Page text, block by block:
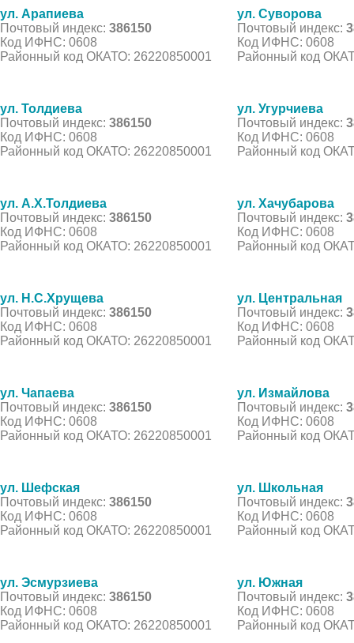
ул. Арапиева
Почтовый индекс: 386150
Код ИФНС: 0608
Районный код ОКАТО: 26220850001
ул. Суворова
Почтовый индекс:
Код ИФНС: 0608
Районный код
ул. Толдиева
Почтовый индекс: 386150
Код ИФНС: 0608
Районный код ОКАТО: 26220850001
ул. Угурчиева
Почтовый индекс:
Код ИФНС: 0608
Районный код
ул. А.Х.Толдиева
Почтовый индекс: 386150
Код ИФНС: 0608
Районный код ОКАТО: 26220850001
ул. Хачубарова
Почтовый индекс:
Код ИФНС: 0608
Районный код
ул. Н.С.Хрущева
Почтовый индекс: 386150
Код ИФНС: 0608
Районный код ОКАТО: 26220850001
ул. Центральная
Почтовый индекс:
Код ИФНС: 0608
Районный код
ул. Чапаева
Почтовый индекс: 386150
Код ИФНС: 0608
Районный код ОКАТО: 26220850001
ул. Измайлова
Почтовый индекс:
Код ИФНС: 0608
Районный код
ул. Шефская
Почтовый индекс: 386150
Код ИФНС: 0608
Районный код ОКАТО: 26220850001
ул. Школьная
Почтовый индекс:
Код ИФНС: 0608
Районный код
ул. Эсмурзиева
Почтовый индекс: 386150
Код ИФНС: 0608
Районный код ОКАТО: 26220850001
ул. Южная
Почтовый индекс:
Код ИФНС: 0608
Районный код